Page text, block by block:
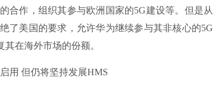
作，组织其参与欧洲国家的5G建设等。但是从
了美国的要求，允许华为继续参与其非核心的5G
在海外市场的份额。